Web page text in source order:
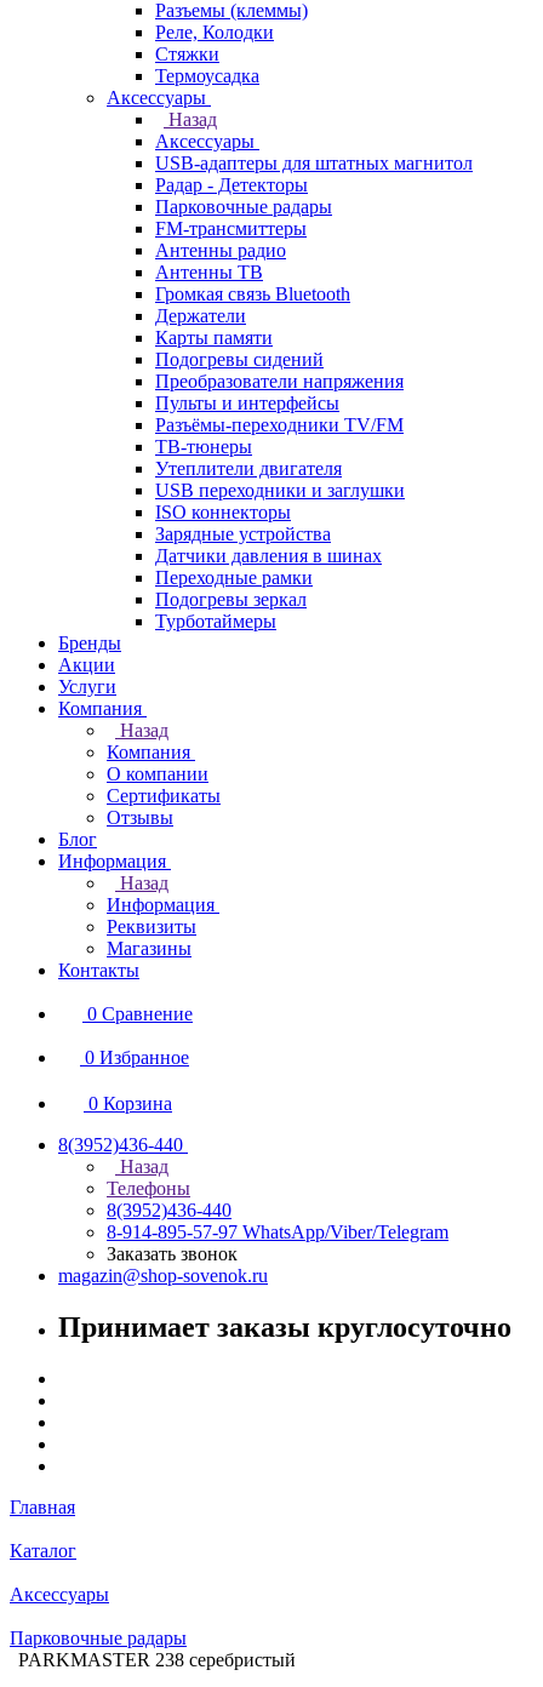
Разъемы (клеммы)
Реле, Колодки
Стяжки
Термоусадка
Аксессуары
Назад
Аксессуары
USB-адаптеры для штатных магнитол
Радар - Детекторы
Парковочные радары
FM-трансмиттеры
Антенны радио
Антенны ТВ
Громкая связь Bluetooth
Держатели
Карты памяти
Подогревы сидений
Преобразователи напряжения
Пульты и интерфейсы
Разъёмы-переходники TV/FM
ТВ-тюнеры
Утеплители двигателя
USB переходники и заглушки
ISO коннекторы
Зарядные устройства
Датчики давления в шинах
Переходные рамки
Подогревы зеркал
Турботаймеры
Бренды
Акции
Услуги
Компания
Назад
Компания
О компании
Сертификаты
Отзывы
Блог
Информация
Назад
Информация
Реквизиты
Магазины
Контакты
0 Сравнение
0 Избранное
0 Корзина
8(3952)436-440
Назад
Телефоны
8(3952)436-440
8-914-895-57-97 WhatsApp/Viber/Telegram
Заказать звонок
magazin@shop-sovenok.ru
Принимает заказы круглосуточно
Главная
Каталог
Аксессуары
Парковочные радары
PARKMASTER 238 серебристый